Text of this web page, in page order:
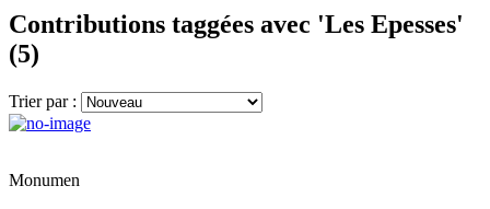
Contributions taggées avec 'Les Epesses'
(5)
Trier par :
Monumen